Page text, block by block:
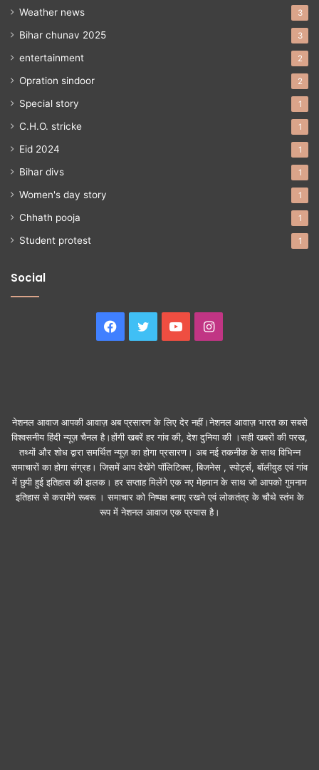
Weather news 3
Bihar chunav 2025 3
entertainment 2
Opration sindoor 2
Special story 1
C.H.O. stricke 1
Eid 2024 1
Bihar divs 1
Women's day story 1
Chhath pooja 1
Student protest 1
Social
Facebook
Twitter YouTubeInstagram
नेशनल आवाज आपकी आवाज़ अब प्रसारण के लिए देर नहीं।नेशनल आवाज़ भारत का सबसे
विश्वसनीय हिंदी न्यूज़ चैनल है।होंगी खबरें हर गांव की, देश दुनिया की ।सही खबरों की परख,
तथ्यों और शोध द्वारा समर्थित न्यूज़ का होगा प्रसारण। अब नई तकनीक के साथ विभिन्न
समाचारों का होगा संग्रह। जिसमें आप देखेंगे पॉलिटिक्स, बिजनेस , स्पोर्ट्स, बॉलीवुड एवं गांव
में छुपी हुई इतिहास की झलक। हर सप्ताह मिलेंगे एक नए मेहमान के साथ जो आपको गुमनाम
इतिहास से करायेंगे रूबरू । समाचार को निष्पक्ष बनाए रखने एवं लोकतंत्र के चौथे स्तंभ के
रूप में नेशनल आवाज एक प्रयास है।